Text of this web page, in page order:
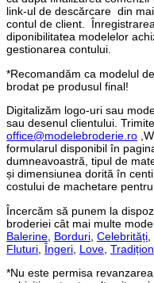
link-ul de descărcare din
contul de client.
diponibilitatea modelelor
gestionarea contului.
*Recomandăm ca modelul
brodat pe produsul final!
Digitalizăm logo-uri sau
sau desenul clientului.
office@modelebroderie.ro
formularul disponibil în
dumneavoastră, tipul de
și dimensiunea dorită în
costului de machetare
Încercăm să punem la
broderiei cât mai multe
Balerine Borduri Celebrități
Fluturi ,Îngeri Love
*Nu este permisa